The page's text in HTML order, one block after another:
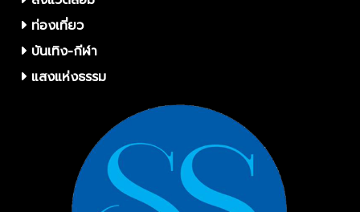
ท่องเที่ยว
บันเทิง-กีฬา
แสงแห่งธรรม